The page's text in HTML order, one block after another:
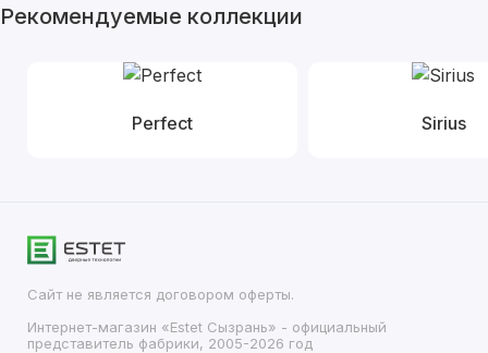
Рекомендуемые коллекции
Perfect Sirius
Сайт не является договором оферты.
Интернет-магазин «Estet Сызрань» - официальный
представитель фабрики, 2005-2026 год